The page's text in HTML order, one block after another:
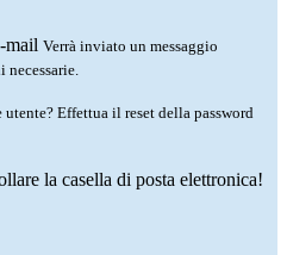
mail Verrà inviato un messaggio
Effettua il reset della password
la casella di posta elettronica!